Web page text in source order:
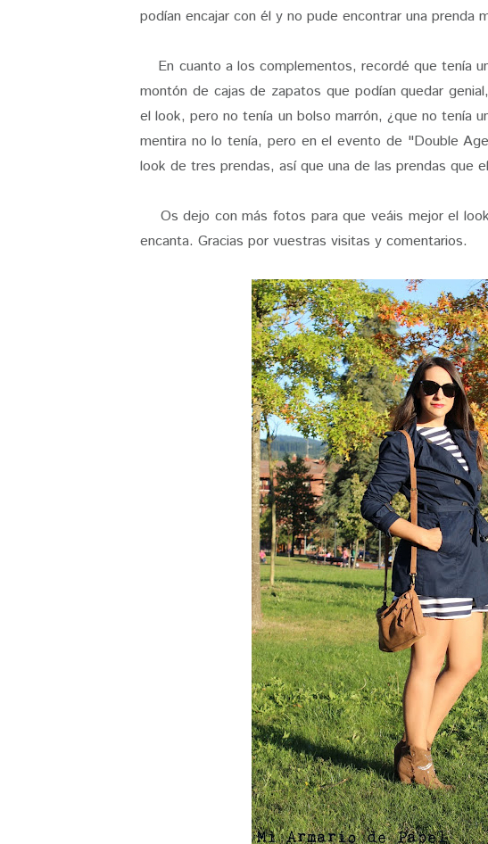
podían encajar con él y no pude encontrar una prenda
En cuanto a los complementos, recordé que tenía
montón de cajas de zapatos que podían quedar
el look, pero no tenía un bolso marrón, ¿que no tenía
mentira no lo tenía, pero en el evento de "Double
look de tres prendas, así que una de las prendas que
Os dejo con más fotos para que veáis mejor el
encanta. Gracias por vuestras visitas y comentarios.